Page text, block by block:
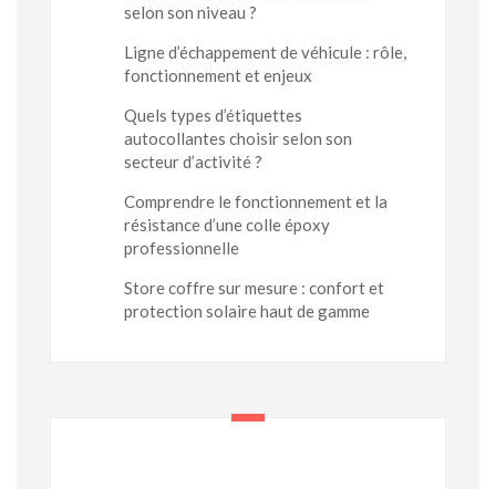
selon son niveau ?
Ligne d’échappement de véhicule : rôle,
fonctionnement et enjeux
Quels types d’étiquettes
autocollantes choisir selon son
secteur d’activité ?
Comprendre le fonctionnement et la
résistance d’une colle époxy
professionnelle
Store coffre sur mesure : confort et
protection solaire haut de gamme